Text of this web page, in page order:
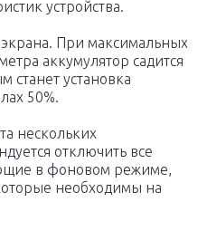
устройства.
При максимальных
аккумулятор садится
станет установка
50%.
нескольких
отключить все
в фоновом режиме,
необходимы на